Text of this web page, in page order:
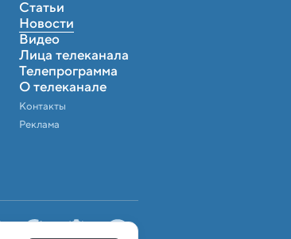
Статьи
Новости
Видео
Лица телеканала
Телепрограмма
О телеканале
Контакты
Реклама